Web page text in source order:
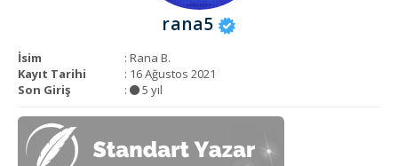
KURUMSAL
rana5
İsim
: Rana B.
Kayıt Tarihi
: 16 Ağustos 2021
Son Giriş
: 5 yıl